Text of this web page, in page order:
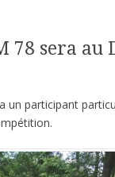
78 sera au
un participant